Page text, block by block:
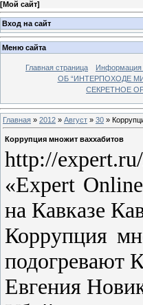
[Мой сайт]
Вход на сайт
Меню сайта
Главная страница Информация
ОБ “ИНТЕРПОХОДЕ
СЕКРЕТНОЕ
Главная » 2012 » Август » 30 »
Коррупция множит ваххабитов
http://
«Expert
на Кавказе
Коррупция
подогревают
Евгения